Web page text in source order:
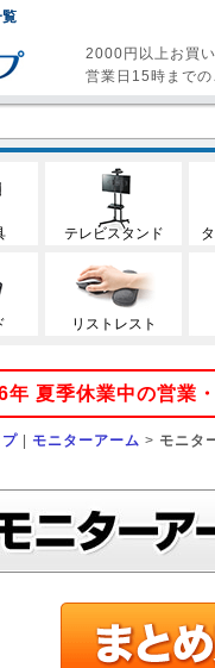
2000円以上お買
営業日15時までの
テレビスタンド
リストレスト
夏季休業中の営業
プ | モニターアーム > モニタ